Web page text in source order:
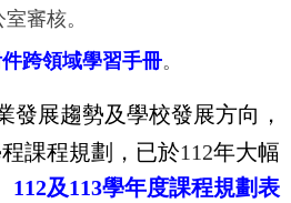
審核。
跨領域學習手冊。
發展趨勢及學校發展方向，
課程規劃，已於112年大幅
112及113學年度課程規劃表